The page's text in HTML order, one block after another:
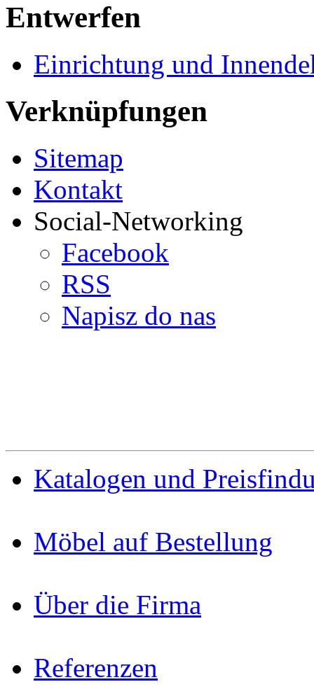
Entwerfen
Einrichtung und
Verknüpfungen
Sitemap
Kontakt
Social-Networking
Facebook
RSS
Napisz do nas
Katalogen und
Möbel auf Bestellung
Über die Firma
Referenzen